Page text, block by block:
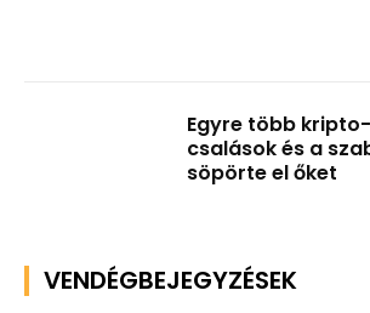
Egyre több
csalások és a
söpörte el őket
VENDÉGBEJEGYZÉSEK